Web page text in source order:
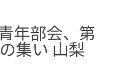
年部会、第
集い 山梨